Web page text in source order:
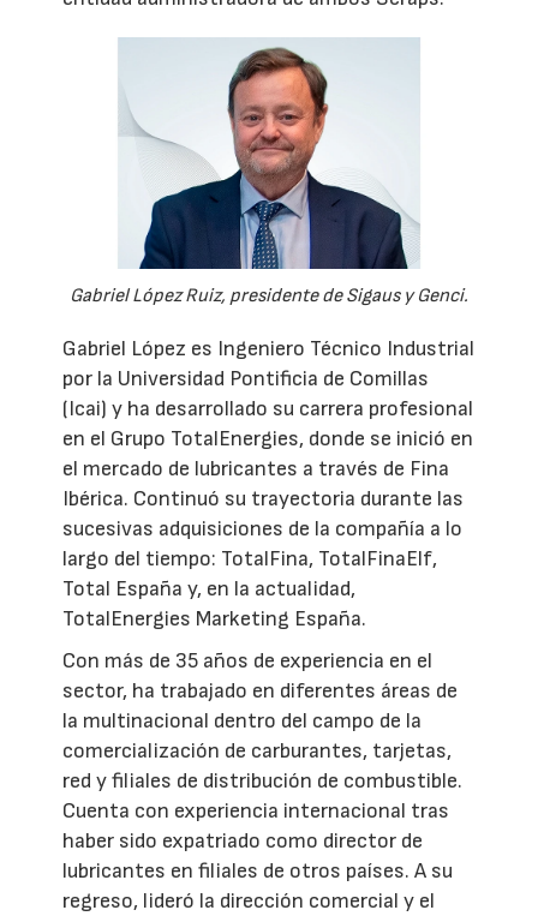
Gabriel López Ruiz, presidente de Sigaus y Genci.
Gabriel López es Ingeniero Técnico Industrial
por la Universidad Pontificia de Comillas
(Icai) y ha desarrollado su carrera profesional
en el Grupo TotalEnergies, donde se inició en
el mercado de lubricantes a través de Fina
Ibérica. Continuó su trayectoria durante las
sucesivas adquisiciones de la compañía a lo
largo del tiempo: TotalFina, TotalFinaElf,
Total España y, en la actualidad,
TotalEnergies Marketing España.
Con más de 35 años de experiencia en el
sector, ha trabajado en diferentes áreas de
la multinacional dentro del campo de la
comercialización de carburantes, tarjetas,
red y filiales de distribución de combustible.
Cuenta con experiencia internacional tras
haber sido expatriado como director de
lubricantes en filiales de otros países. A su
regreso, lideró la dirección comercial y el